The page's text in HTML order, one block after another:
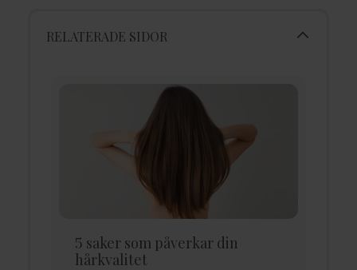
RELATERADE SIDOR
5 saker som påverkar din
hårkvalitet